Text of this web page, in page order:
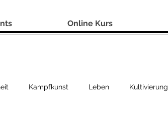
Kampfkunst Leben Kultivierung
Online Kurs